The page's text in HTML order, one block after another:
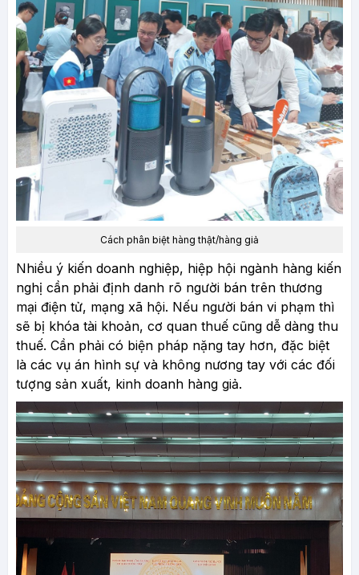
Cách phân biệt hàng thật/hàng giả
Nhiều ý kiến doanh nghiệp, hiệp hội ngành hàng kiến
nghị cần phải định danh rõ người bán trên thương
mại điện tử, mạng xã hội. Nếu người bán vi phạm thì
sẽ bị khóa tài khoản, cơ quan thuế cũng dễ dàng thu
thuế. Cần phải có biện pháp nặng tay hơn, đặc biệt
là các vụ án hình sự và không nương tay với các đối
tượng sản xuất, kinh doanh hàng giả.